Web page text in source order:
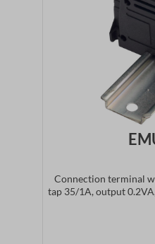
Connection terminal
tap 35/1A, output